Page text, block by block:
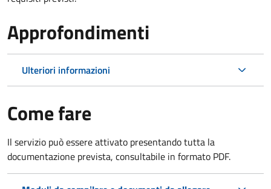
Approfondimenti
Ulteriori informazioni
Come fare
Il servizio può essere attivato presentando tutta la
documentazione prevista, consultabile in formato PDF.